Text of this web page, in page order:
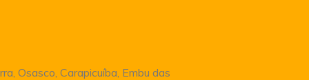
Osasco, Carapicuíba, Embu das